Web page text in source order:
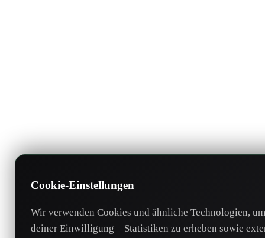
Cookie-Einstellungen
Wir verwenden Cookies und ähnliche Technologien,
deiner Einwilligung – Statistiken zu erheben sowie